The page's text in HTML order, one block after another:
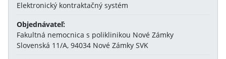
Elektronický kontraktačný systém
Objednávateľ:
Fakultná nemocnica s poliklinikou Nové Zámky
Slovenská 11/A, 94034 Nové Zámky SVK